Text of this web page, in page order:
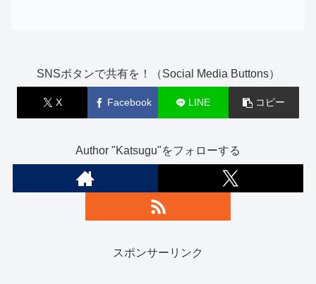
SNSボタンで共有を！（Social Media Buttons）
X Facebook LINE コピー
Author "Katsugu"をフォローする
スポンサーリンク